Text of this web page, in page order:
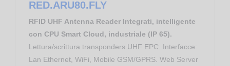
RED.ARU80.FLY
RFID UHF Antenna Reader Integrati, intelligente
con CPU Smart Cloud, industriale (IP 65).
Lettura/scrittura transponders UHF EPC. Interfacce:
Lan Ethernet, WiFi, Mobile GSM/GPRS. Web Server